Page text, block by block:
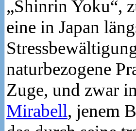
„Shinrin Yoku“,
eine in Japan
naturbezogene
Zuge, und zwar
Mirabell, jenem